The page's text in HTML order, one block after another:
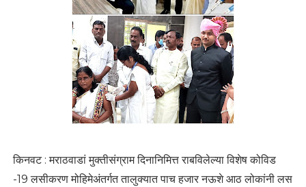
किनवट : मराठवाडां मुक्तीसंग्राम दिनानिमित्त राबविलेल्या विशेष कोविड
-19 लसीकरण मोहिमेअंतर्गत तालुक्यात पाच हजार नऊशे आठ लोकांनी लस